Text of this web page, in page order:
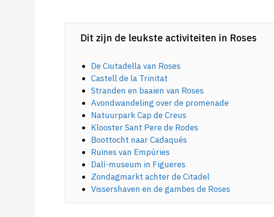
Dit zijn de leukste activiteiten in Roses
De Ciutadella van Roses
Castell de la Trinitat
Stranden en baaien van Roses
Avondwandeling over de promenade
Natuurpark Cap de Creus
Klooster Sant Pere de Rodes
Boottocht naar Cadaqués
Ruïnes van Empúries
Dalí-museum in Figueres
Zondagmarkt achter de Citadel
Vissershaven en de gambes de Roses